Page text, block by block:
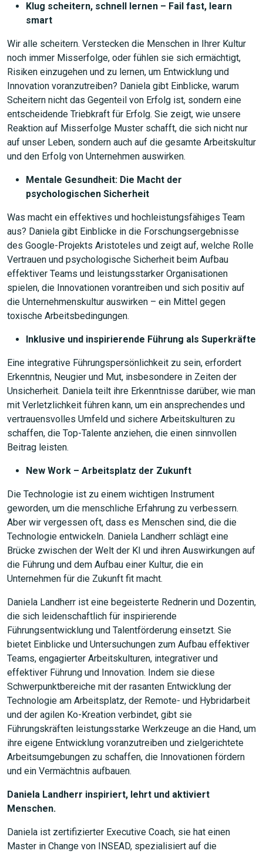
Klug scheitern, schnell lernen – Fail fast, learn
smart
Wir alle scheitern. Verstecken die Menschen in Ihrer Kultur
noch immer Misserfolge, oder fühlen sie sich ermächtigt,
Risiken einzugehen und zu lernen, um Entwicklung und
Innovation voranzutreiben? Daniela gibt Einblicke, warum
Scheitern nicht das Gegenteil von Erfolg ist, sondern eine
entscheidende Triebkraft für Erfolg. Sie zeigt, wie unsere
Reaktion auf Misserfolge Muster schafft, die sich nicht nur
auf unser Leben, sondern auch auf die gesamte Arbeitskultur
und den Erfolg von Unternehmen auswirken.
Mentale Gesundheit: Die Macht der
psychologischen Sicherheit
Was macht ein effektives und hochleistungsfähiges Team
aus? Daniela gibt Einblicke in die Forschungsergebnisse
des Google-Projekts Aristoteles und zeigt auf, welche Rolle
Vertrauen und psychologische Sicherheit beim Aufbau
effektiver Teams und leistungsstarker Organisationen
spielen, die Innovationen vorantreiben und sich positiv auf
die Unternehmenskultur auswirken – ein Mittel gegen
toxische Arbeitsbedingungen.
Inklusive und inspirierende Führung als Superkräfte
Eine integrative Führungspersönlichkeit zu sein, erfordert
Erkenntnis, Neugier und Mut, insbesondere in Zeiten der
Unsicherheit. Daniela teilt ihre Erkenntnisse darüber, wie man
mit Verletzlichkeit führen kann, um ein ansprechendes und
vertrauensvolles Umfeld und sichere Arbeitskulturen zu
schaffen, die Top-Talente anziehen, die einen sinnvollen
Beitrag leisten.
New Work – Arbeitsplatz der Zukunft
Die Technologie ist zu einem wichtigen Instrument
geworden, um die menschliche Erfahrung zu verbessern.
Aber wir vergessen oft, dass es Menschen sind, die die
Technologie entwickeln. Daniela Landherr schlägt eine
Brücke zwischen der Welt der KI und ihren Auswirkungen auf
die Führung und dem Aufbau einer Kultur, die ein
Unternehmen für die Zukunft fit macht.
Daniela Landherr ist eine begeisterte Rednerin und Dozentin,
die sich leidenschaftlich für inspirierende
Führungsentwicklung und Talentförderung einsetzt. Sie
bietet Einblicke und Untersuchungen zum Aufbau effektiver
Teams, engagierter Arbeitskulturen, integrativer und
effektiver Führung und Innovation. Indem sie diese
Schwerpunktbereiche mit der rasanten Entwicklung der
Technologie am Arbeitsplatz, der Remote- und Hybridarbeit
und der agilen Ko-Kreation verbindet, gibt sie
Führungskräften leistungsstarke Werkzeuge an die Hand, um
ihre eigene Entwicklung voranzutreiben und zielgerichtete
Arbeitsumgebungen zu schaffen, die Innovationen fördern
und ein Vermächtnis aufbauen.
Daniela Landherr inspiriert, lehrt und aktiviert
Menschen.
Daniela ist zertifizierter Executive Coach, sie hat einen
Master in Change von INSEAD, spezialisiert auf die